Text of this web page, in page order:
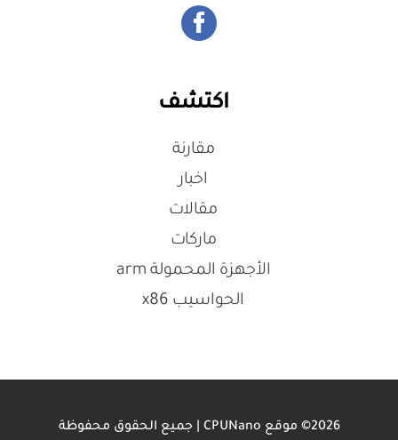
اكتشف
مقارنة
اخبار
مقالات
ماركات
الأجهزة المحمولة arm
الحواسيب x86
2026© موقع CPUNano | جميع الحقوق محفوظة